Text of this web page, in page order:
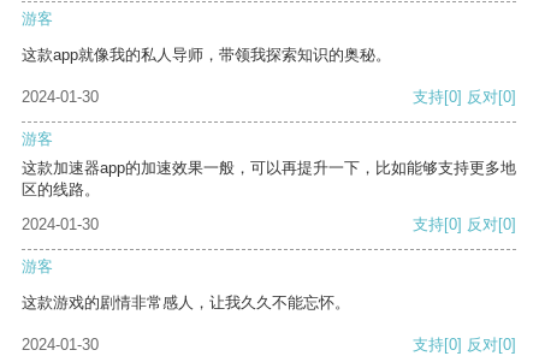
游客
这款app就像我的私人导师，带领我探索知识的奥秘。
2024-01-30 支持[0] 反对[0]
游客
这款加速器app的加速效果一般，可以再提升一下，比如能够支持更多地
区的线路。
2024-01-30
支持[0] 反对[0]
游客
这款游戏的剧情非常感人，让我久久不能忘怀。
2024-01-30 支持[0] 反对[0]